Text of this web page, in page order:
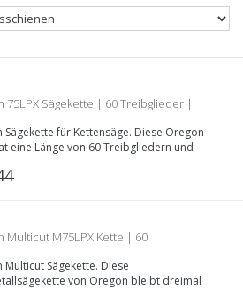
75LPX Sägekette | 60 Treibglieder |
3/8 | 75LPX060E
Sägekette für Kettensäge. Diese Oregon
eine Länge von 60 Treibgliedern und
1.6mm; Teilung: 3/8“
Multicut M75LPX Kette | 60
| 1.6mm | 3/8 | M75LPX060E
Multicut Sägekette. Diese
von Oregon bleibt dreimal